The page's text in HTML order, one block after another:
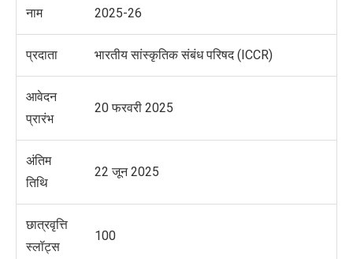
नाम
2025-26
प्रदाता भारतीय सांस्कृतिक संबंध परिषद (ICCR)
आवेदन
प्रारंभ
20 फरवरी 2025
अंतिम
तिथि
22 जून 2025
छात्रवृत्ति
स्लॉट्स
100